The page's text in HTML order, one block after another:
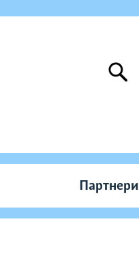
Партнери